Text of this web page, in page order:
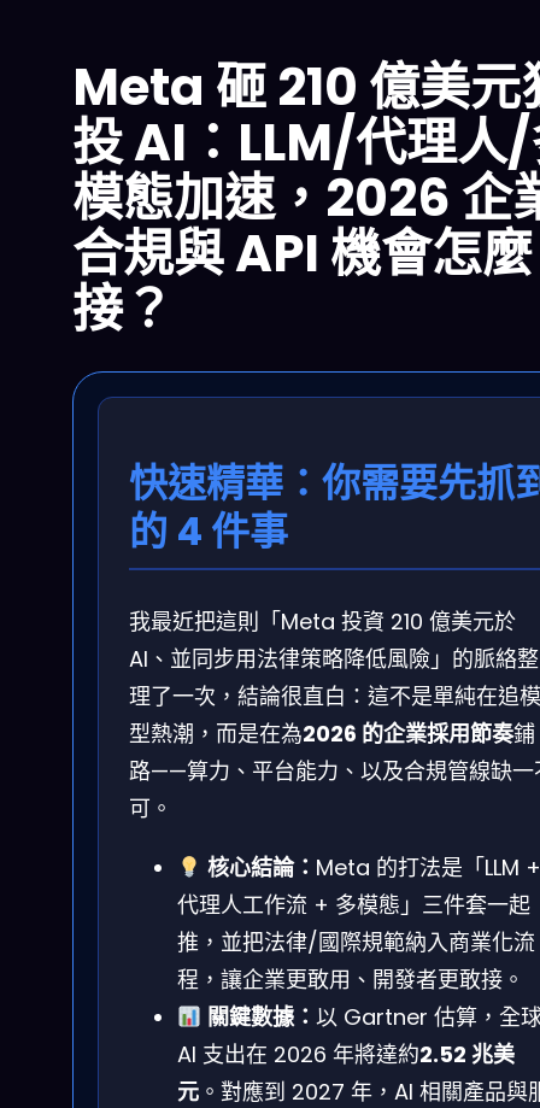
Meta 砸 210 億美元
投 AI：LLM/代理人
模態加速，2026 企
合規與 API 機會怎麼
接？
快速精華：你需要先抓
的 4 件事
我最近把這則「Meta 投資 210 億美元於
AI、並同步用法律策略降低風險」的脈絡整
理了一次，結論很直白：這不是單純在追模
型熱潮，而是在為2026 的企業採用節奏鋪
路——算力、平台能力、以及合規管線缺一
可。
核心結論： Meta 的打法是「LLM +
代理人工作流 + 多模態」三件套一起
推，並把法律/國際規範納入商業化流
程，讓企業更敢用、開發者更敢接。
關鍵數據： 以 Gartner 估算，全
AI 支出在 2026 年將達約2.52 兆美
元 。對應到 2027 年，AI 相關產品與